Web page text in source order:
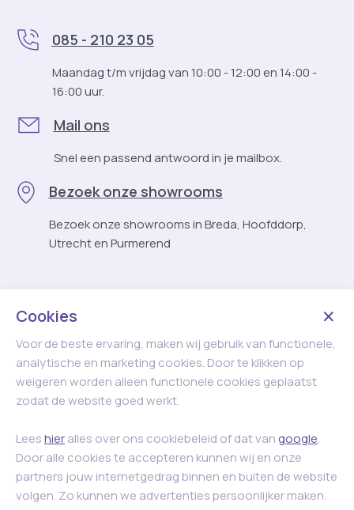
085 - 210 23 05
Maandag t/m vrijdag van 10:00 - 12:00 en 14:00 -
16:00 uur.
Mail ons
Snel een passend antwoord in je mailbox.
Bezoek onze showrooms
Bezoek onze showrooms in Breda, Hoofddorp,
Utrecht en Purmerend
Cookies
Voor de beste ervaring, maken wij gebruik van functionele,
analytische en marketing cookies. Door te klikken op
weigeren worden alleen functionele cookies geplaatst
zodat de website goed werkt.
Leeshieralles over ons cookiebeleid of dat van google.
Door alle cookies te accepteren kunnen wij en onze
partners jouw internetgedrag binnen en buiten de website
volgen. Zo kunnen we advertenties persoonlijker maken.